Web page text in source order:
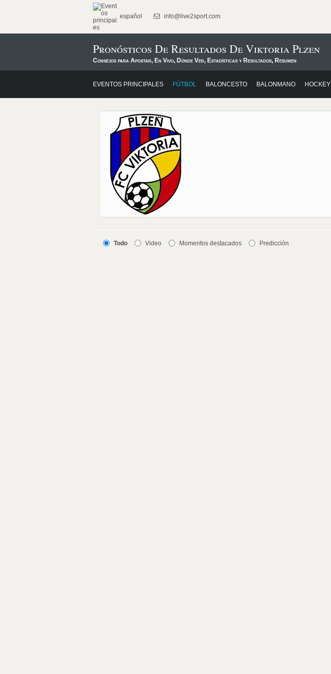
español info@live2sport.com
Pronósticos De Resultados De Viktoria Plzen
Consejos para Apostar, En Vivo, Dónde Ver, Estadísticas y Resultados, Resumen
EVENTOS PRINCIPALES FÚTBOL BALONCESTO BALONMANO HOCKEY
Todo Video Momentos destacados Predicción